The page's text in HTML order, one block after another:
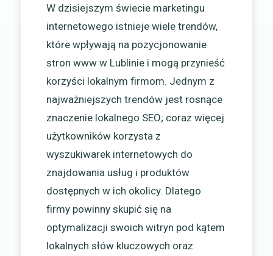
W dzisiejszym świecie marketingu
internetowego istnieje wiele trendów,
które wpływają na pozycjonowanie
stron www w Lublinie i mogą przynieść
korzyści lokalnym firmom. Jednym z
najważniejszych trendów jest rosnące
znaczenie lokalnego SEO; coraz więcej
użytkowników korzysta z
wyszukiwarek internetowych do
znajdowania usług i produktów
dostępnych w ich okolicy. Dlatego
firmy powinny skupić się na
optymalizacji swoich witryn pod kątem
lokalnych słów kluczowych oraz